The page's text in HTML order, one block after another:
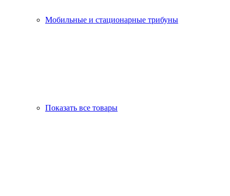
Мобильные и стационарные трибуны
Показать все товары